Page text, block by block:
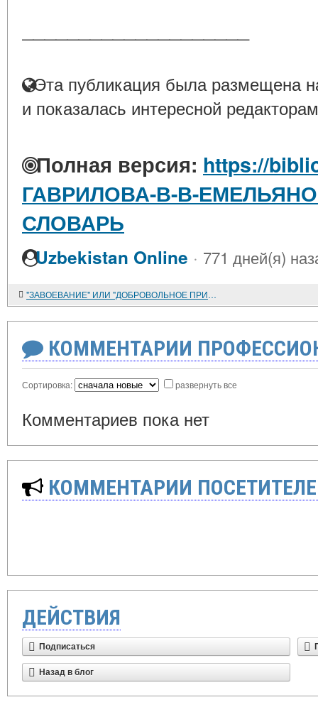
Эта публикация была размещена
и показалась интересной
Полная версия: https://
ГАВРИЛОВА-В-В-
СЛОВАРЬ
Uzbekistan Online · 771 дней(я)
"ЗАВОЕВАНИЕ" ИЛИ "ДОБРОВОЛЬНОЕ ПРИСОЕДИНЕНИЕ"? (ДИСКУССИОННЫЕ ВОПРОСЫ ИСТОРИИ ЮЖНОЙ СИБИРИ В СВЕТЕ АНАЛИЗА СОВРЕМЕННОЙ "ДРЕВНЕХАКАССКОЙ МИФОЛОГИИ")
КОММЕНТАРИИ
Сортировка: развернуть все
Комментариев пока нет
КОММЕНТАРИИ
ДЕЙСТВИЯ
Подписаться
Назад в блог